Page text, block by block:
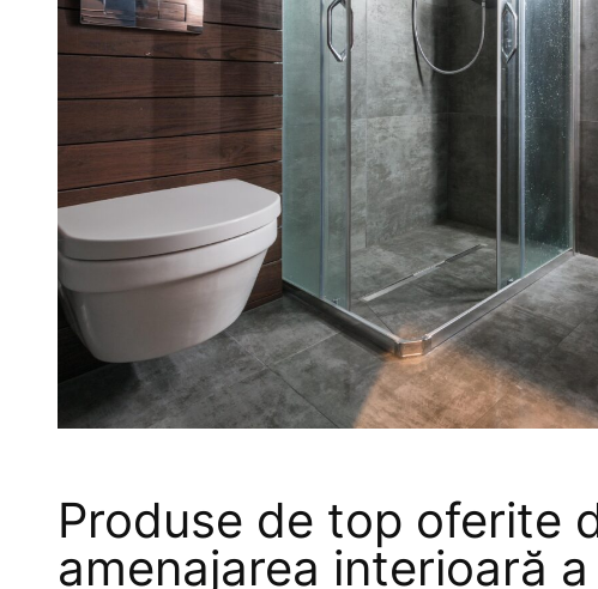
Produse de top oferite
amenajarea interioară